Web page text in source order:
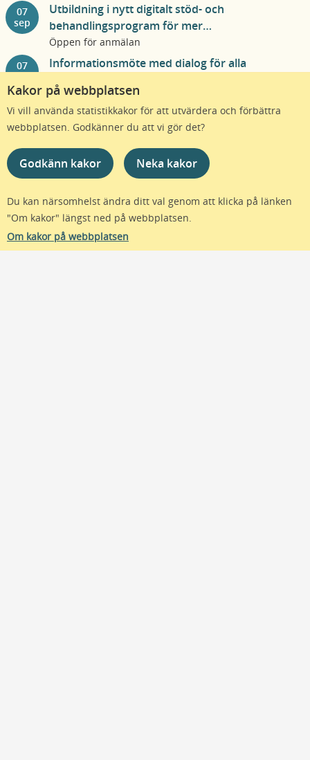
Kakor på webbplatsen
Vi vill använda statistikkakor för att utvärdera och förbättra
webbplatsen. Godkänner du att vi gör det?
Godkänn kakor Neka kakor
Du kan närsomhelst ändra ditt val genom att klicka på länken
"Om kakor" längst ned på webbplatsen.
Om kakor på webbplatsen
07
sep
Utbildning i nytt digitalt stöd- och
behandlingsprogram för mer
hälsosamma matvanor
Öppen för anmälan
07
sep
Informationsmöte med dialog för alla
Jämställt föräldraskap
Öppen för anmälan
Fler utbildningar
Hitta snabbt
Vårdriktlinjer
Patientadministration
Kompetens och utveckling
Uppdrag, avtal och uppföljning